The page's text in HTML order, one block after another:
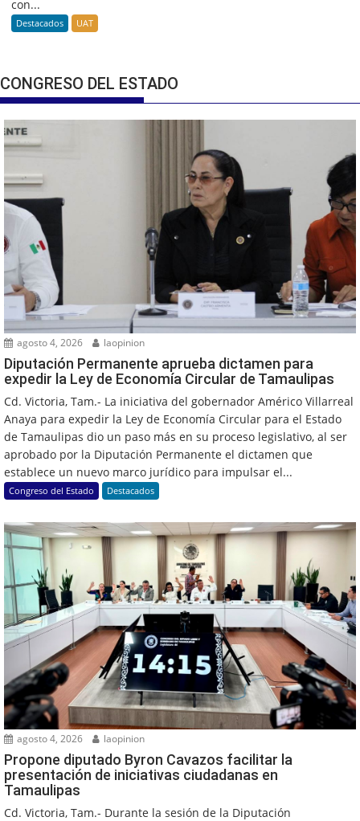
con...
Destacados UAT
CONGRESO DEL ESTADO
agosto 4, 2026 laopinion
Diputación Permanente aprueba dictamen para
expedir la Ley de Economía Circular de Tamaulipas
Cd. Victoria, Tam.- La iniciativa del gobernador Américo Villarreal
Anaya para expedir la Ley de Economía Circular para el Estado
de Tamaulipas dio un paso más en su proceso legislativo, al ser
aprobado por la Diputación Permanente el dictamen que
establece un nuevo marco jurídico para impulsar el...
Congreso del Estado Destacados
agosto 4, 2026 laopinion
Propone diputado Byron Cavazos facilitar la
presentación de iniciativas ciudadanas en
Tamaulipas
Cd. Victoria, Tam.- Durante la sesión de la Diputación